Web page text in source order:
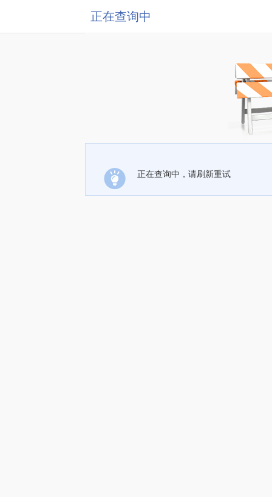
正在查询中
正在查询中，请刷新重试